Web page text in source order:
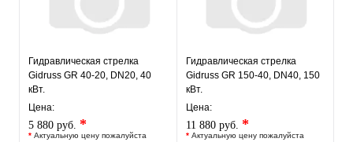
Гидравлическая стрелка
Gidruss GR 40-20, DN20, 40
кВт.
Цена:
5 880 руб. *
* Актуальную цену пожалуйста
Гидравлическая стрелка
Gidruss GR 150-40, DN40, 150
кВт.
Цена:
11 880 руб. *
* Актуальную цену пожалуйста